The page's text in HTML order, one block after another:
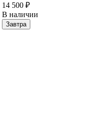
14 500 ₽
В наличии
Завтра